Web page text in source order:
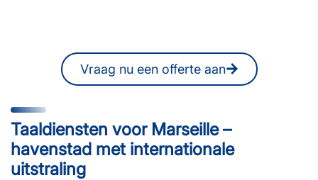
Vraag nu een offerte aan
Taaldiensten voor Marseille –
havenstad met internationale
uitstraling